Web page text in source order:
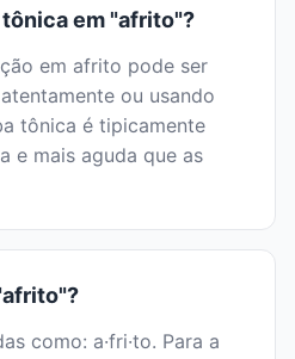
em "afrito"?
em afrito pode ser
ou usando
tônica é tipicamente
e mais aguda que as
como: a·fri·to. Para a